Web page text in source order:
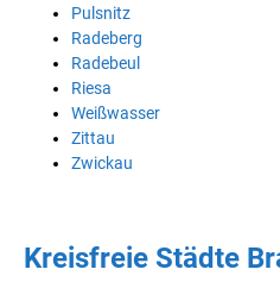
Pulsnitz
Radeberg
Radebeul
Riesa
Weißwasser
Zittau
Zwickau
Kreisfreie Städte